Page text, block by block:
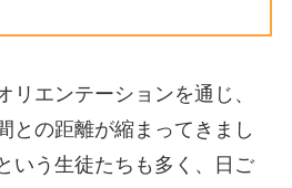
リエンテーションを通じ、
との距離が縮まってきまし
いう生徒たちも多く、日ご